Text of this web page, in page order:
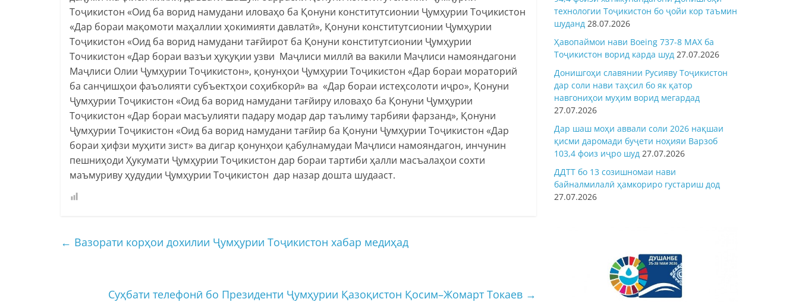
Тоҷикистон «Оид ба ворид намудани иловаҳо ба Қонуни конститутсионии Ҷумҳурии Тоҷикистон
«Дар бораи мақомоти маҳаллии ҳокимияти давлатӣ», Қонуни конститутсионии Ҷумҳурии
Тоҷикистон «Оид ба ворид намудани тағйирот ба Қонуни конститутсионии Ҷумҳурии
Точикистон «Дар бораи вазъи ҳуқуқии узви Маҷлиси миллӣ ва вакили Маҷлиси намояндагони
Маҷлиси Олии Ҷумҳурии Тоҷикистон», қонунҳои Ҷумҳурии Тоҷикистон «Дар бораи мораторий
ба санҷишҳои фаъолияти субъектҳои соҳибкорӣ» ва «Дар бораи истеҳсолоти иҷро», Қонуни
Ҷумҳурии Тоҷикистон «Оид ба ворид намудани тағйиру иловаҳо ба Қонуни Ҷумҳурии
Тоҷикистон «Дар бораи масъулияти падару модар дар таълиму тарбияи фарзанд», Қонуни
Ҷумҳурии Тоҷикистон «Оид ба ворид намудани тағйир ба Қонуни Ҷумҳурии Тоҷикистон «Дар
бораи ҳифзи муҳити зист» ва дигар қонунҳои қабулнамудаи Маҷлиси намояндагон, инчунин
пешниҳоди Ҳукумати Ҷумҳурии Тоҷикистон дар бораи тартиби ҳалли масъалаҳои сохти
маъмуриву ҳудудии Ҷумҳурии Тоҷикистон дар назар дошта шудааст.
← Вазорати корҳои дохилии Ҷумҳурии Тоҷикистон хабар медиҳад
Суҳбати телефонӣ бо Президенти Ҷумҳурии Қазоқистон Қосим–Жомарт Токаев →
технологии Тоҷикистон бо ҷойи кор таъмин
шуданд 28.07.2026
Ҳавопаймои нави Boeing 737-8 MAX ба
Тоҷикистон ворид карда шуд 27.07.2026
Донишгоҳи славянии Русияву Тоҷикистон
дар соли нави таҳсил бо як қатор
навгониҳои муҳим ворид мегардад
27.07.2026
Дар шаш моҳи аввали соли 2026 нақшаи
қисми даромади буҷети ноҳияи Варзоб
103,4 фоиз иҷро шуд 27.07.2026
ДДТТ бо 13 созишномаи нави
байналмилалӣ ҳамкориро густариш дод
27.07.2026